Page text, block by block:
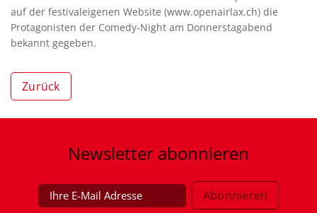
auf der festivaleigenen Website (www.openairlax.ch) die
Protagonisten der Comedy-Night am Donnerstagabend
bekannt gegeben.
Zurück
Newsletter abonnieren